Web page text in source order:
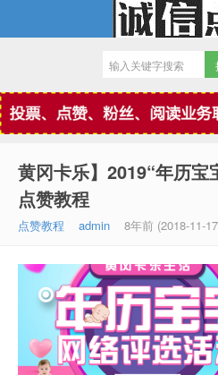
微信点赞
黄冈卡乐】2019“年历宝
点赞教程
点赞教程 admin 8年前 (2018-11-